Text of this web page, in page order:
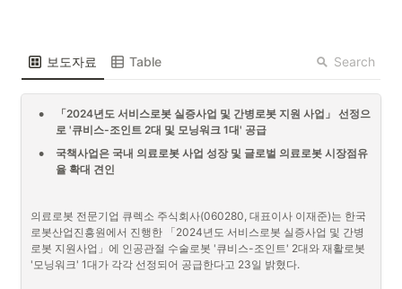
보도자료 Table Search
•
「2024년도 서비스로봇 실증사업 및 간병로봇 지원 사업」 선정으
로 '큐비스-조인트 2대 및 모닝워크 1대' 공급
•
국책사업은 국내 의료로봇 사업 성장 및 글로벌 의료로봇 시장점유
율 확대 견인
의료로봇 전문기업 큐렉소 주식회사(060280, 대표이사 이재준)는 한국
로봇산업진흥원에서 진행한 「2024년도 서비스로봇 실증사업 및 간병
로봇 지원사업」에 인공관절 수술로봇 '큐비스-조인트' 2대와 재활로봇
'모닝워크' 1대가 각각 선정되어 공급한다고 23일 밝혔다.